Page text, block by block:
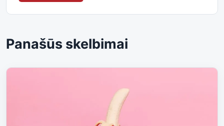
Panašūs skelbimai